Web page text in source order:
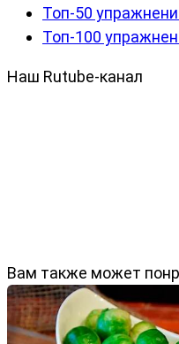
Топ-50
Топ-100
Наш Rutube-канал
Вам также может